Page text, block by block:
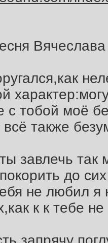
с тобой моё
также
завлечь так
до
не любил я
к к тебе